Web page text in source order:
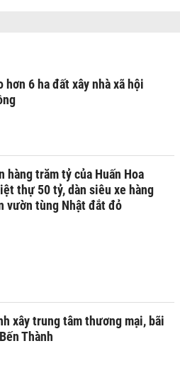
hơn 6 ha đất xây nhà xã hội
hàng trăm tỷ của Huấn Hoa
thự 50 tỷ, dàn siêu xe hàng
vườn tùng Nhật đắt đỏ
xây trung tâm thương mại, bãi
Thành